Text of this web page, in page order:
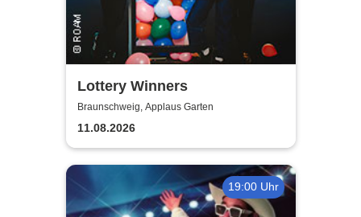
Lottery Winners
Braunschweig, Applaus Garten
11.08.2026
19:00 Uhr